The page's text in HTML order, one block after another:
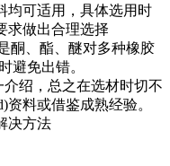
均可适用，具体选用时
求做出合理选择
酮、酯、醚对多种橡胶
避免出错。
绍，总之在选材时切不
资料或借鉴成熟经验。
决方法